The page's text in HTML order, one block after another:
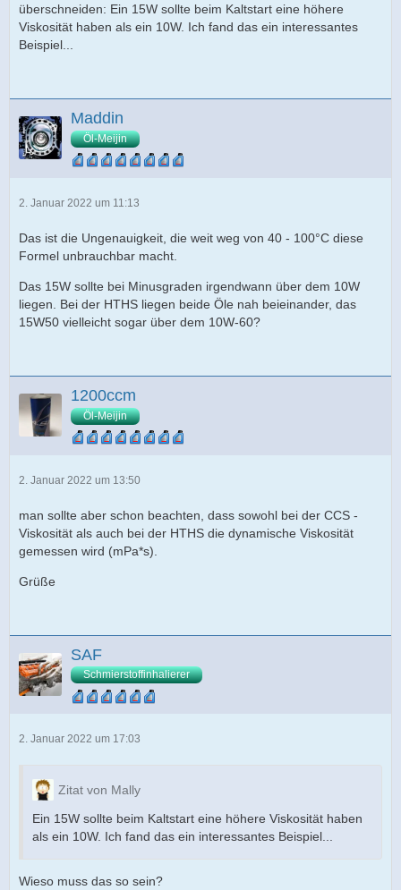
überschneiden: Ein 15W sollte beim Kaltstart eine höhere
Viskosität haben als ein 10W. Ich fand das ein interessantes
Beispiel...
Maddin
Öl-Meijin
2. Januar 2022 um 11:13
Das ist die Ungenauigkeit, die weit weg von 40 - 100°C diese
Formel unbrauchbar macht.
Das 15W sollte bei Minusgraden irgendwann über dem 10W
liegen. Bei der HTHS liegen beide Öle nah beieinander, das
15W50 vielleicht sogar über dem 10W-60?
1200ccm
Öl-Meijin
2. Januar 2022 um 13:50
man sollte aber schon beachten, dass sowohl bei der CCS -
Viskosität als auch bei der HTHS die dynamische Viskosität
gemessen wird (mPa*s).
Grüße
SAF
Schmierstoffinhalierer
2. Januar 2022 um 17:03
Zitat von Mally
Ein 15W sollte beim Kaltstart eine höhere Viskosität haben
als ein 10W. Ich fand das ein interessantes Beispiel...
Wieso muss das so sein?